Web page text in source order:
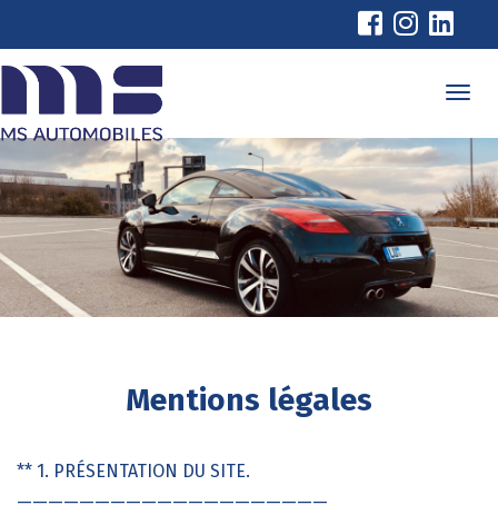
Mentions légales
** 1. PRÉSENTATION DU SITE.
————————————————————